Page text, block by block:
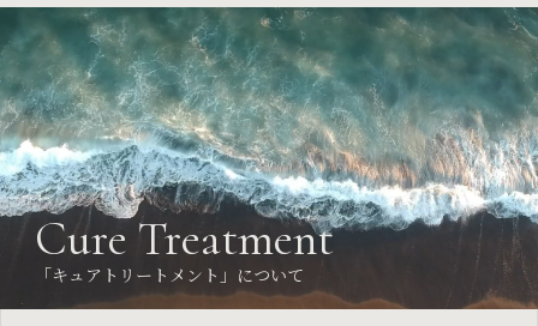
Cure Treatment
「キュアトリートメント」について